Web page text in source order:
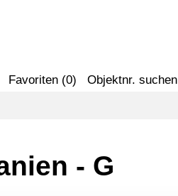
Favoriten (0) Objektnr. suchen
- G